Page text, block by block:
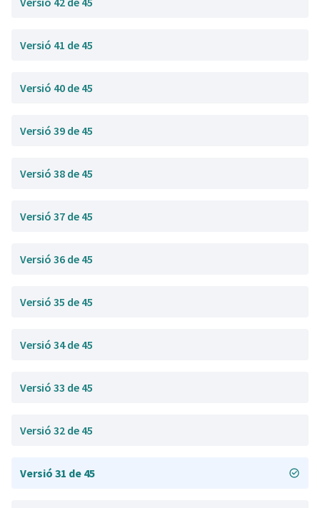
Versió 41 de 45
Versió 40 de 45
Versió 39 de 45
Versió 38 de 45
Versió 37 de 45
Versió 36 de 45
Versió 35 de 45
Versió 34 de 45
Versió 33 de 45
Versió 32 de 45
Versió 31 de 45